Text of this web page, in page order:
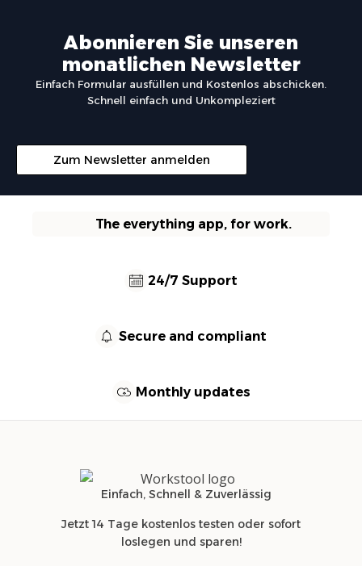
Abonnieren Sie unseren
monatlichen Newsletter
Einfach Formular ausfüllen und Kostenlos abschicken.
Schnell einfach und Unkompleziert
Zum Newsletter anmelden
The everything app, for work.
24/7 Support
Secure and compliant
Monthly updates
Einfach, Schnell & Zuverlässig
Jetzt 14 Tage kostenlos testen oder sofort
loslegen und sparen!